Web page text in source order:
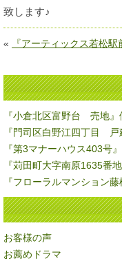
致します♪
«
『アーティックス若松
『小倉北区富野台 売地
『門司区白野江四丁目
『第3マナーハウス403号
『苅田町大字南原1635番
『フローラルマンション
お客様の声
お薦めドラマ